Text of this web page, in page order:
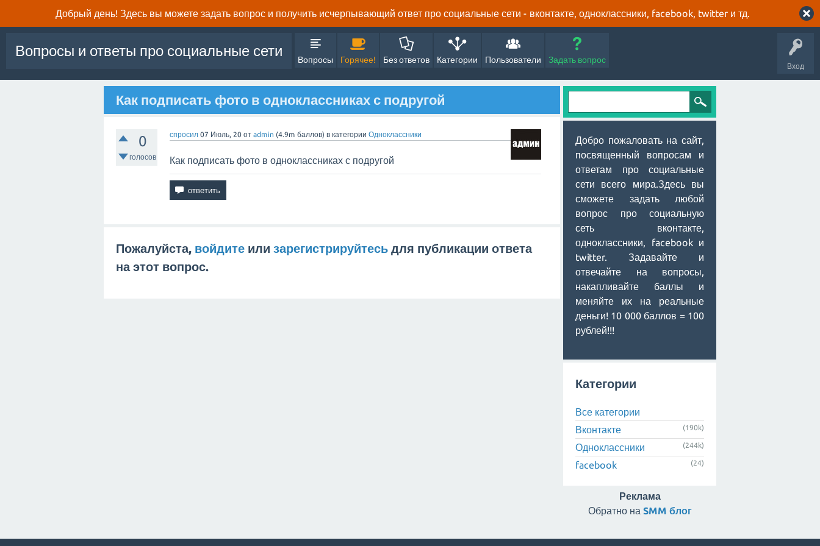
Добрый день! Здесь вы можете задать вопрос и получить исчерпывающий ответ про социальные сети - вконтакте, одноклассники, facebook, twitter и тд.
Вход
Вопросы и ответы про социальные сети
Вопросы Горячее! Без ответов Категории Пользователи Задать вопрос
Как подписать фото в одноклассниках с подругой
0
голосов
спросил 07 Июль, 20 от admin (4.9m баллов) в категории Одноклассники
Как подписать фото в одноклассниках с подругой
Пожалуйста, войдите или зарегистрируйтесь для публикации ответа
на этот вопрос.
Добро пожаловать на сайт,
посвященный вопросам и
ответам про социальные
сети всего мира.Здесь вы
сможете задать любой
вопрос про социальную
сеть вконтакте,
одноклассники, facebook и
twitter. Задавайте и
отвечайте на вопросы,
накапливайте баллы и
меняйте их на реальные
деньги! 10 000 баллов = 100
рублей!!!
Категории
Все категории
Вконтакте
(190k)
Одноклассники (244k)
facebook (24)
Реклама
Обратно на SMM блог